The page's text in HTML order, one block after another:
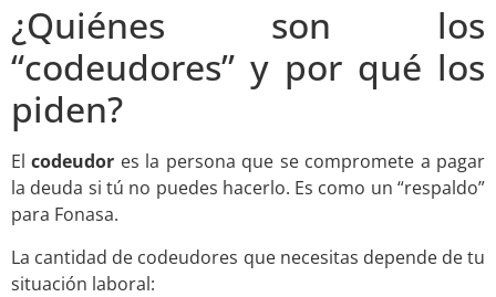
¿Quiénes son los
“codeudores” y por qué los
piden?
Elcodeudor es la persona que se compromete a pagar
la deuda si tú no puedes hacerlo. Es como un “respaldo”
para Fonasa.
La cantidad de codeudores que necesitas depende de tu
situación laboral: